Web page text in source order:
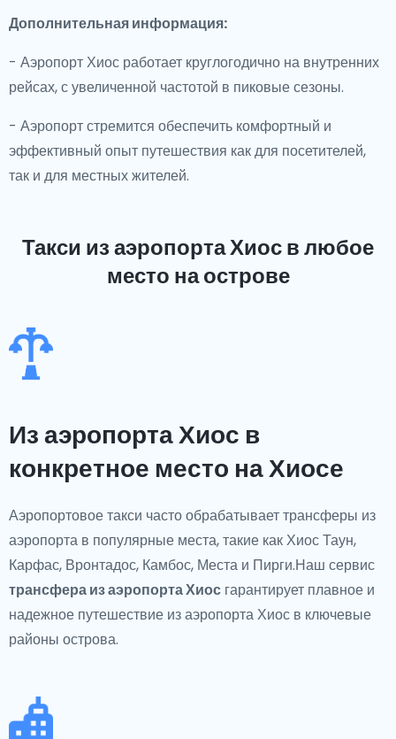
Дополнительная информация:
- Аэропорт Хиос работает круглогодично на внутренних
рейсах, с увеличенной частотой в пиковые сезоны.
- Аэропорт стремится обеспечить комфортный и
эффективный опыт путешествия как для посетителей,
так и для местных жителей.
Такси из аэропорта Хиосв любое
место на острове
Из аэропорта Хиос в
конкретное место на Хиосе
Аэропортовое такси часто обрабатывает трансферы из
аэропорта в популярные места, такие как Хиос Таун,
Карфас, Вронтадос, Камбос, Места и Пирги.Наш сервис
трансфера из аэропорта Хиос гарантирует плавное и
надежное путешествие из аэропорта Хиос в ключевые
районы острова.